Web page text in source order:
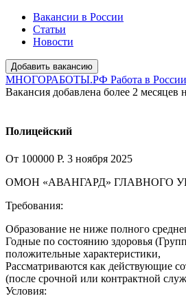
Вакансии в России
Статьи
Новости
МНОГОРАБОТЫ.РФ Работа в России
Вакансия добавлена более 2 месяцев
Полицейский
От 100000 Р. 3 ноября 2025
ОМОН «АВАНГАРД» ГЛАВНОГО
Требования:
Образование не ниже полного
Годные по состоянию здоровья
положительные характеристики,
Рассматриваются как действующие
(после срочной или контрактной
Условия: